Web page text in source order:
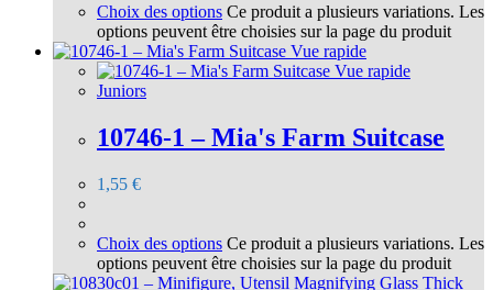
Choix des options Ce produit a plusieurs variations. Les
options peuvent être choisies sur la page du produit
Vue rapide
Vue rapide
Juniors
10746-1 – Mia's Farm Suitcase
1,55 €
Choix des options Ce produit a plusieurs variations. Les
options peuvent être choisies sur la page du produit